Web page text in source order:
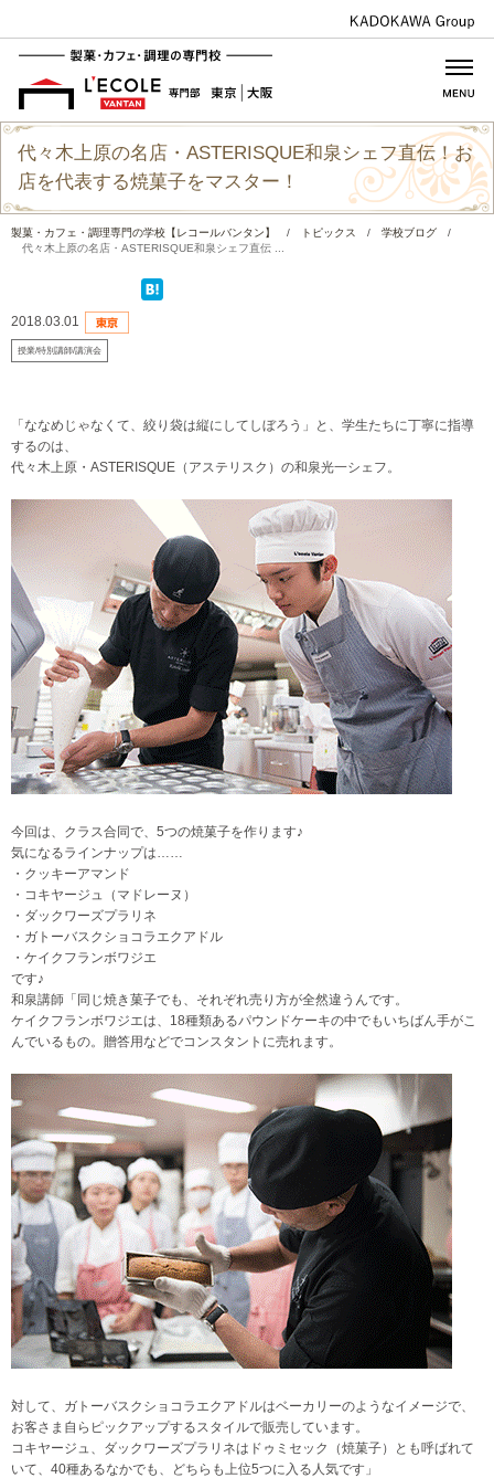
代々木上原の名店・ASTERISQUE和泉シェフ直伝！お
店を代表する焼菓子をマスター！
製菓・カフェ・調理専門の学校【レコールバンタン】 / トピックス / 学校ブログ
/
代々木上原の名店・ASTERISQUE和泉シェフ直伝 ...
2018.03.01
授業/特別講師/講演会
「ななめじゃなくて、絞り袋は縦にしてしぼろう」と、学生たちに丁寧に指導
するのは、
代々木上原・ASTERISQUE（アステリスク）の和泉光一シェフ。
今回は、クラス合同で、5つの焼菓子を作ります♪
気になるラインナップは……
・クッキーアマンド
・コキヤージュ（マドレーヌ）
・ダックワーズプラリネ
・ガトーバスクショコラエクアドル
・ケイクフランボワジエ
です♪
和泉講師「同じ焼き菓子でも、それぞれ売り方が全然違うんです。
ケイクフランボワジエは、18種類あるパウンドケーキの中でもいちばん手がこ
んでいるもの。贈答用などでコンスタントに売れます。
対して、ガトーバスクショコラエクアドルはベーカリーのようなイメージで、
お客さま自らピックアップするスタイルで販売しています。
コキヤージュ、ダックワーズプラリネはドゥミセック（焼菓子）とも呼ばれて
いて、40種あるなかでも、どちらも上位5つに入る人気です」